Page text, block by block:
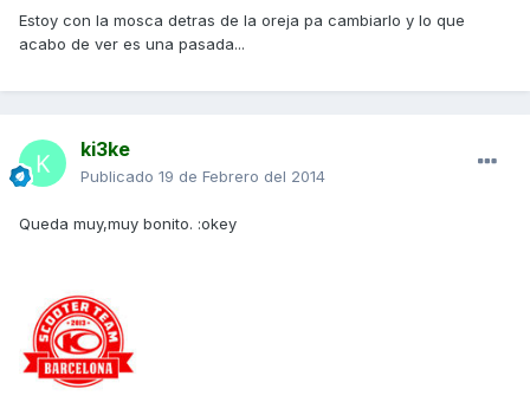
Estoy con la mosca detras de la oreja pa cambiarlo y lo que
acabo de ver es una pasada...
ki3ke
Publicado 19 de Febrero del 2014
Queda muy,muy bonito. :okey